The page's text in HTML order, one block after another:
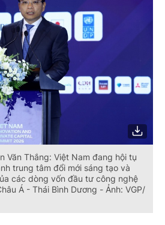
Văn Thắng: Việt Nam đang hội tụ
trung tâm đổi mới sáng tạo và
các dòng vốn đầu tư công nghệ
Á - Thái Bình Dương - Ảnh: VGP/